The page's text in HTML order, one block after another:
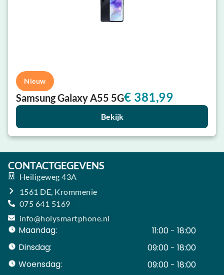
Nieuw
Samsung Galaxy A55 5G€ 381,99
Bekijk
CONTACTGEGEVENS
Heiligeweg 43A
1561 DE, Krommenie
075 641 5169
info@holysmartphone.nl
Maandag:
11:00 - 18:00
Dinsdag:
09:00 - 18:00
Woensdag:
09:00 - 18:00